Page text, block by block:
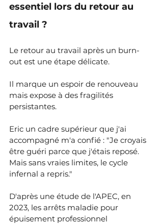
essentiel lors du retour au
travail ?
Le retour au travail après un burn-
out est une étape délicate.
Il marque un espoir de renouveau
mais expose à des fragilités
persistantes.
Eric un cadre supérieur que j'ai
accompagné m'a confié : "Je croyais
être guéri parce que j'étais reposé.
Mais sans vraies limites, le cycle
infernal a repris."
D'après une étude de l'APEC, en
2023, les arrêts maladie pour
épuisement professionnel